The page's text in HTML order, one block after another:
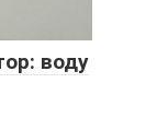
воду